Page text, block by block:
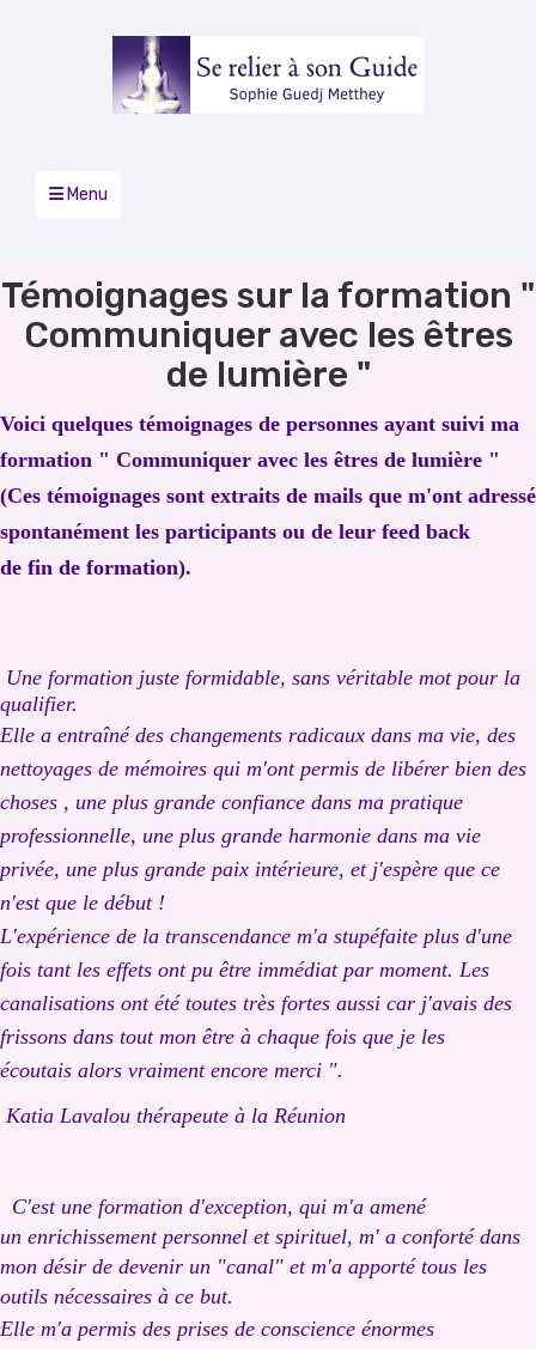
Menu
Témoignages sur la formation "
Communiquer avec les êtres
de lumière "
Voici quelques témoignages de personnes ayant suivi ma
formation " Communiquer avec les êtres de lumière "
(Ces témoignages sont extraits de mails que m'ont adressé
spontanément les participants ou de leur feed back
de fin de formation).
Une formation juste formidable, sans véritable mot pour la
qualifier.
Elle a entraîné des changements radicaux dans ma vie, des
nettoyages de mémoires qui m'ont permis de libérer bien des
choses , une plus grande confiance dans ma pratique
professionnelle, une plus grande harmonie dans ma vie
privée, une plus grande paix intérieure, et j'espère que ce
n'est que le début !
L'expérience de la transcendance m'a stupéfaite plus d'une
fois tant les effets ont pu être immédiat par moment. Les
canalisations ont été toutes très fortes aussi car j'avais des
frissons dans tout mon être à chaque fois que je les
écoutais alors vraiment encore merci ".
Katia Lavalou thérapeute à la Réunion
C'est une formation d'exception, qui m'a amené
un enrichissement personnel et spirituel, m' a conforté dans
mon désir de devenir un "canal" et m'a apporté tous les
outils nécessaires à ce but.
Elle m'a permis des prises de conscience énormes